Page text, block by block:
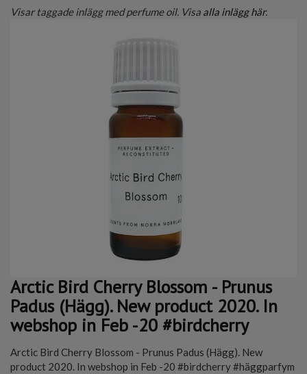
Visar taggade inlägg med perfume oil. Visa alla inlägg här.
Arctic Bird Cherry Blossom - Prunus
Padus (Hägg). New product 2020. In
webshop in Feb -20 #birdcherry
Arctic Bird Cherry Blossom - Prunus Padus (Hägg). New
product 2020. In webshop in Feb -20 #birdcherry #häggparfym